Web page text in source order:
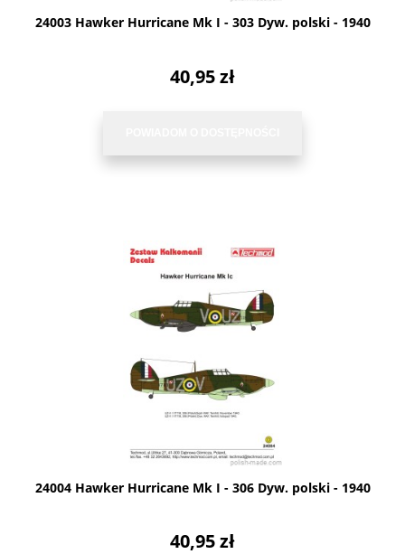
24003 Hawker Hurricane Mk I - 303 Dyw. polski - 1940
40,95 zł
24004 Hawker Hurricane Mk I - 306 Dyw. polski - 1940
40,95 zł